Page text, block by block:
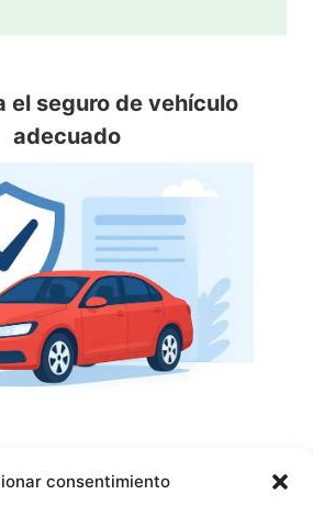
consentimiento
el seguro de vehículo
adecuado
precio.Da clic en la